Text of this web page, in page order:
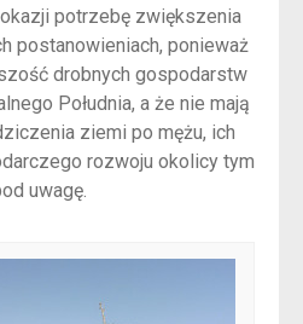
potrzebę zwiększenia
postanowieniach, ponieważ
drobnych gospodarstw
Południa, a że nie mają
ziemi po mężu, ich
rozwoju okolicy tym
uwagę.